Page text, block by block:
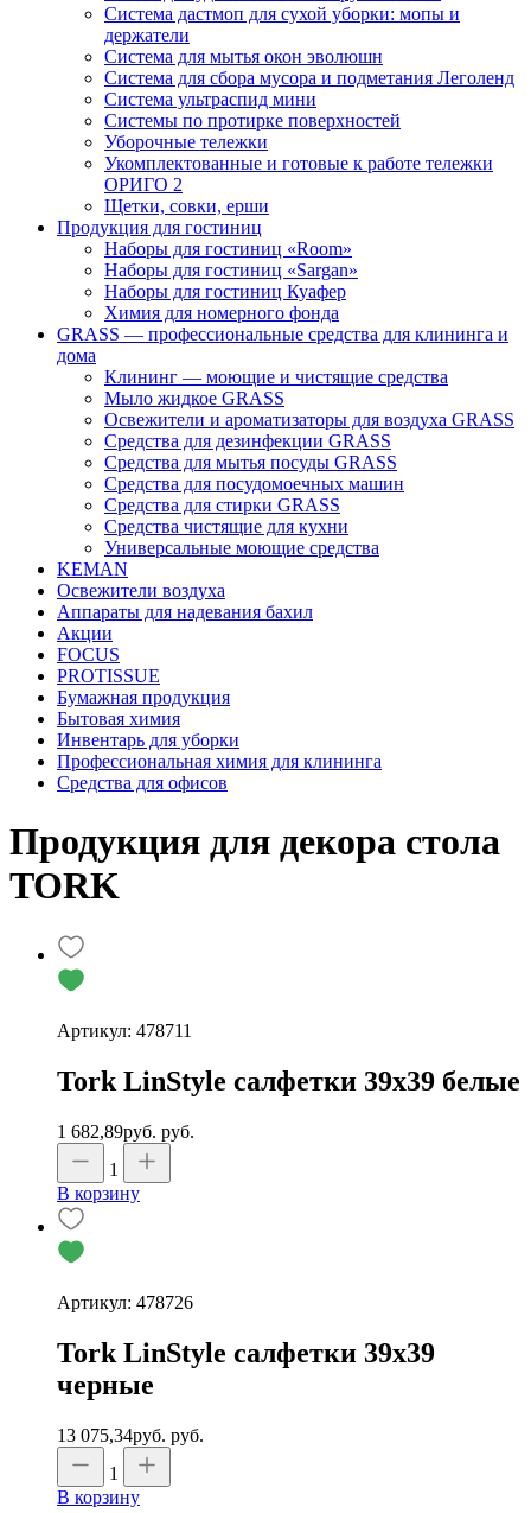
Система дастмоп для сухой уборки: мопы и
держатели
Система для мытья окон эволюшн
Система для сбора мусора и подметания Леголенд
Система ультраспид мини
Системы по протирке поверхностей
Уборочные тележки
Укомплектованные и готовые к работе тележки
ОРИГО 2
Щетки, совки, ерши
Продукция для гостиниц
Наборы для гостиниц «Room»
Наборы для гостиниц «Sargan»
Наборы для гостиниц Куафер
Химия для номерного фонда
GRASS — профессиональные средства для клининга и
дома
Клининг — моющие и чистящие средства
Мыло жидкое GRASS
Освежители и ароматизаторы для воздуха GRASS
Средства для дезинфекции GRASS
Средства для мытья посуды GRASS
Средства для посудомоечных машин
Средства для стирки GRASS
Средства чистящие для кухни
Универсальные моющие средства
KEMAN
Освежители воздуха
Аппараты для надевания бахил
Акции
FOCUS
PROTISSUE
Бумажная продукция
Бытовая химия
Инвентарь для уборки
Профессиональная химия для клининга
Средства для офисов
Продукция для декора стола
TORK
Артикул: 478711
Tork LinStyle салфетки 39х39 белые
1 682,89руб. руб.
1
В корзину
Артикул: 478726
Tork LinStyle салфетки 39х39
черные
13 075,34руб. руб.
1
В корзину